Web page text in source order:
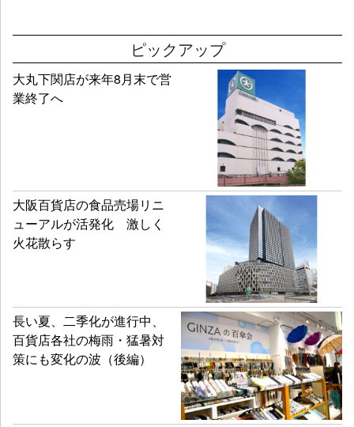
ピックアップ
大丸下関店が来年8月末で営
業終了へ
大阪百貨店の食品売場リニ
ューアルが活発化 激しく
火花散らす
長い夏、二季化が進行中、
百貨店各社の梅雨・猛暑対
策にも変化の波（後編）